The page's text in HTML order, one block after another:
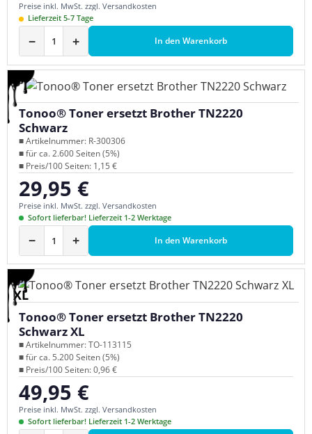
Preise inkl. MwSt. zzgl. Versandkosten
Lieferzeit 5-7 Tage
− + In den Warenkorb
Tonoo® Toner ersetzt Brother TN2220
Schwarz
■ Artikelnummer: R-300306
■ für ca. 2.600 Seiten (5%)
■ Preis/100 Seiten: 1,15 €
Regulärer Preis:
29,95 €
Preise inkl. MwSt. zzgl. Versandkosten
Sofort lieferbar! Lieferzeit 1-2 Werktage
− + In den Warenkorb
XL
Tonoo® Toner ersetzt Brother TN2220
Schwarz XL
■ Artikelnummer: TO-113115
■ für ca. 5.200 Seiten (5%)
■ Preis/100 Seiten: 0,96 €
Regulärer Preis:
49,95 €
Preise inkl. MwSt. zzgl. Versandkosten
Sofort lieferbar! Lieferzeit 1-2 Werktage